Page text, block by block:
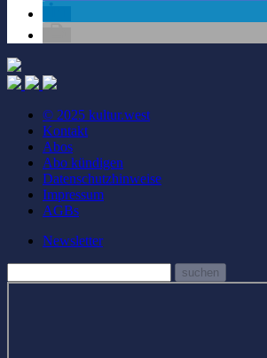
© 2025 kultur.west
Kontakt
Abos
Abo kündigen
Datenschutzhinweise
Impressum
AGBs
Newsletter